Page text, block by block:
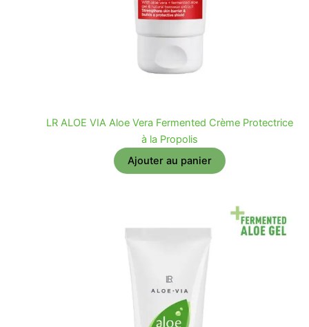
LR ALOE VIA Aloe Vera Fermented Crème Protectrice
à la Propolis
Ajouter au panier